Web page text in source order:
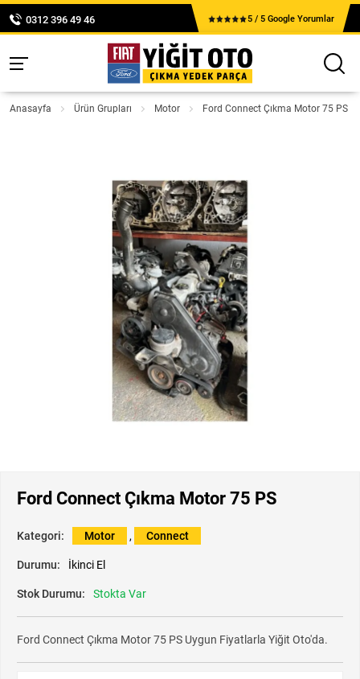
0312 396 49 46 5 / 5 Google Yorumlar
Anasayfa Ürün Grupları Motor Ford Connect Çıkma Motor 75 PS
Ford Connect Çıkma Motor 75 PS
Kategori: Motor , Connect
Durumu: İkinci El
Stok Durumu: Stokta Var
Ford Connect Çıkma Motor 75 PS Uygun Fiyatlarla Yiğit Oto'da.